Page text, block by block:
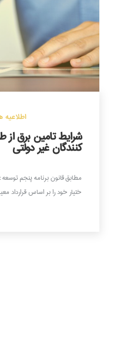
اطلاعیه
شرایط تامین برق از
کنندگان غیر دولتی
مطابق قانون برنامه پنجم
ختیار خود را بر اساس